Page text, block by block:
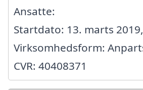
Ansatte:
Startdato: 13. marts 2019,
Virksomhedsform:
CVR: 40408371